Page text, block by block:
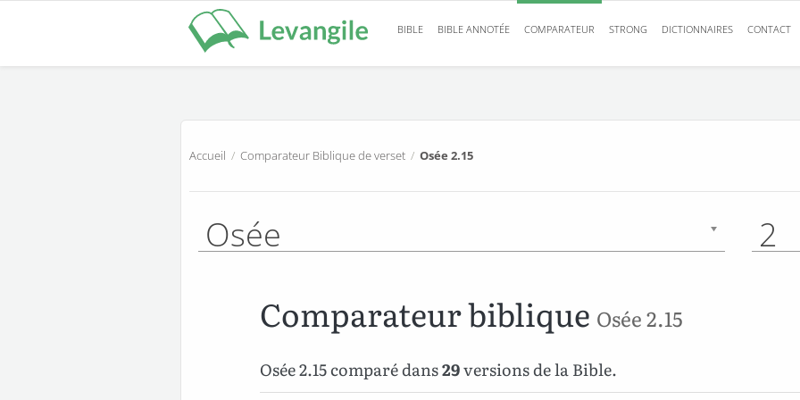
BIBLE BIBLE ANNOTÉE COMPARATEUR STRONG DICTIONNAIRES CONTACT
Accueil / Comparateur Biblique de verset / Osée 2.15
Osée 2
Comparateur biblique Osée 2.15
Osée 2.15 comparé dans29versions de la Bible.